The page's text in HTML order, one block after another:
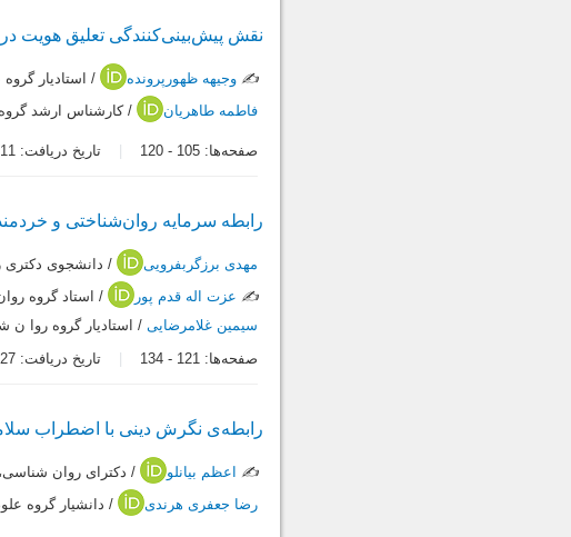
نقش پیش‌بینی‌کنندگی تعلیق هویت
✍️ وجیهه ظهورپرونده
/ استادیار گروه
فاطمه طاهریان
/ کارشناس ارشد گروه
صفحه‌ها: 105
-
120 تاریخ دریافت: 1400/03/11
رابطه سرمایه ‌روان‌شناختی و
مهدی برزگربفرویی
/ دانشجوی دکتری
✍️ عزت اله قدم پور
/ استاد گروه
سیمین غلامرضایی/ استادیار گروه روا ن
صفحه‌ها: 121
-
134 تاریخ دریافت: 1399/12/27
رابطه‌ی نگرش دینی با اضطراب سلامت و
✍️ اعظم بیانلو
/ دکترای روان شناسی،
رضا جعفری هرندی
/ دانشیار گروه